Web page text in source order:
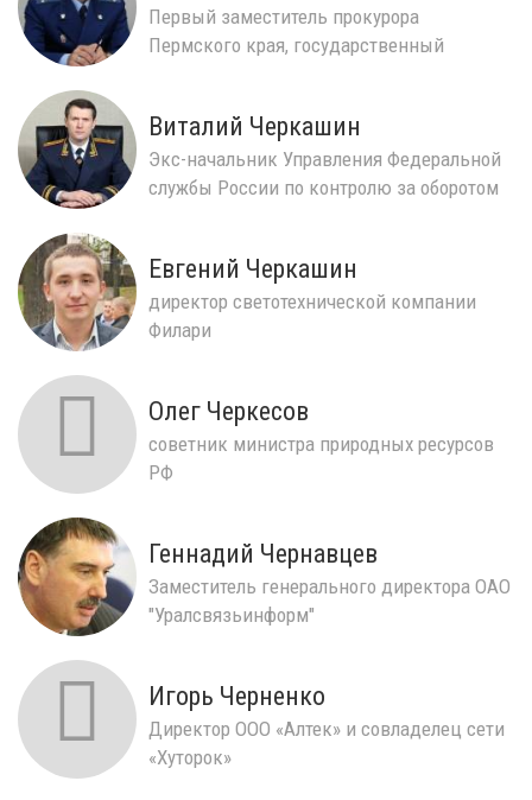
Первый заместитель прокурора
Пермского края, государственный
Виталий Черкашин
Экс-начальник Управления Федеральной
службы России по контролю за оборотом
Евгений Черкашин
директор светотехнической компании
Филари
Олег Черкесов
советник министра природных ресурсов
РФ
Геннадий Чернавцев
Заместитель генерального директора ОАО
"Уралсвязьинформ"
Игорь Черненко
Директор ООО «Алтек» и совладелец сети
«Хуторок»